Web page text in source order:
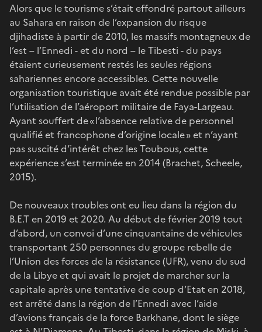
Alors que le tourisme s’était effondré partout ailleurs
au Sahara en raison de l’expansion du risque
djihadiste à partir de 2010, les massifs montagneux de
l’est – l’Ennedi - et du nord – le Tibesti - du pays
étaient curieusement restés les seules régions
sahariennes encore accessibles. Cette nouvelle
organisation touristique avait été rendue possible par
l’utilisation de l’aéroport militaire de Faya-Largeau.
Ayant souffert de « l’absence relative de personnel
qualifié et francophone d’origine locale » et n’ayant
pas suscité d’intérêt chez les Toubous, cette
expérience s’est terminée en 2014 (Brachet, Scheele,
2015).
De nouveaux troubles ont eu lieu dans la région du
B.E.T en 2019 et 2020. Au début de février 2019 tout
d’abord, un convoi d’une cinquantaine de véhicules
transportant 250 personnes du groupe rebelle de
l’Union des forces de la résistance (UFR), venu du sud
de la Libye et qui avait le projet de marcher sur la
capitale après une tentative de coup d’Etat en 2018,
est arrêté dans la région de l’Ennedi avec l’aide
d’avions français de la force Barkhane, dont le siège